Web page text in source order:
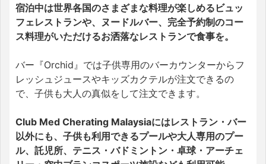
宿泊中は世界各国のさまざまな料理が楽しめるビュッ
フェレストランや、ヌードルバー、完全予約制のコー
ス料理がいただけるお洒落なレストランで食事を。
バー『Orchid』では子供専用のバーカウンターからフ
レッシュジュースやキッズカクテルが注文できるの
で、子供も大人の真似をして注文できます。
Club Med Cherating Malaysiaにはレストラン・バー
以外にも、子供も利用できるプールや大人専用のプー
ル、託児所、テニス・バドミントン・卓球・アーチェ